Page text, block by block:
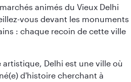
animés du Vieux Delhi
vous devant les monuments
: chaque recoin de cette ville
Delhi est une ville où
d'histoire cherchant à